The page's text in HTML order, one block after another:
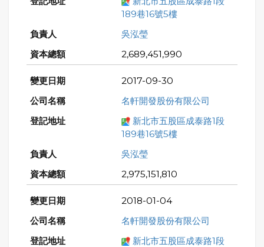
189巷16號5樓
吳泓瑩
2,689,451,990
2017-09-30
名軒開發股份有限公司
新北市五股區成泰路1段
189巷16號5樓
吳泓瑩
2,975,151,810
2018-01-04
名軒開發股份有限公司
新北市五股區成泰路1段